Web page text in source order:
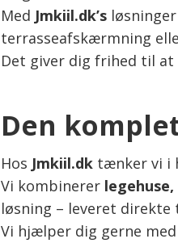
Med Jmkiil.dk’s
terrasseafskærmning
Det giver dig frihed til at
Den
Hos Jmkiil.dk tænker vi i
Vi kombinerer
løsning – leveret
Vi hjælper dig gerne